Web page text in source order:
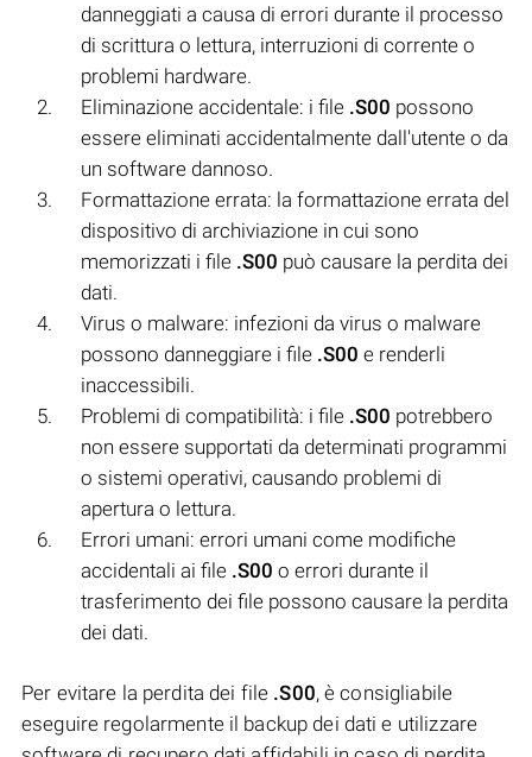
danneggiati a causa di errori durante il processo
di scrittura o lettura, interruzioni di corrente o
problemi hardware.
Eliminazione accidentale: i file .S00 possono
essere eliminati accidentalmente dall'utente o da
un software dannoso.
Formattazione errata: la formattazione errata del
dispositivo di archiviazione in cui sono
memorizzati i file .S00 può causare la perdita dei
dati.
Virus o malware: infezioni da virus o malware
possono danneggiare i file .S00 e renderli
inaccessibili.
Problemi di compatibilità: i file .S00 potrebbero
non essere supportati da determinati programmi
o sistemi operativi, causando problemi di
apertura o lettura.
Errori umani: errori umani come modifiche
accidentali ai file .S00 o errori durante il
trasferimento dei file possono causare la perdita
dei dati.
Per evitare la perdita dei file .S00, è consigliabile
eseguire regolarmente il backup dei dati e utilizzare